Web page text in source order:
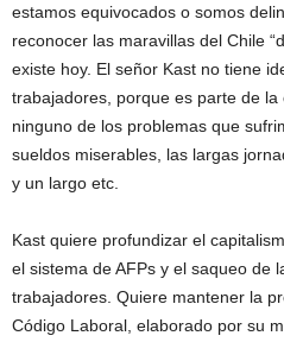
estamos equivocados o somos
reconocer las maravillas del Chile
existe hoy. El señor Kast no tiene
trabajadores, porque es parte de
ninguno de los problemas que
sueldos miserables, las largas
y un largo etc.
Kast quiere profundizar el
el sistema de AFPs y el saqueo de
trabajadores. Quiere mantener la
Código Laboral, elaborado por su